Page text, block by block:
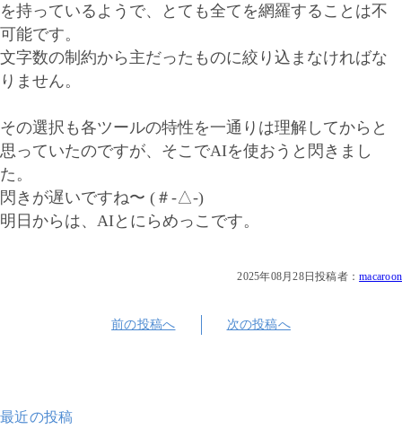
を持っているようで、とても全てを網羅することは不
可能です。
文字数の制約から主だったものに絞り込まなければな
りません。
その選択も各ツールの特性を一通りは理解してからと
思っていたのですが、そこでAIを使おうと閃きまし
た。
閃きが遅いですね〜 (＃-△-)
明日からは、AIとにらめっこです。
2025年08月28日投稿者：macaroon
前の投稿へ 次の投稿へ
最近の投稿